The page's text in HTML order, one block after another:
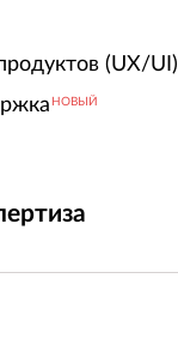
(UX/UI)
НОВЫЙ